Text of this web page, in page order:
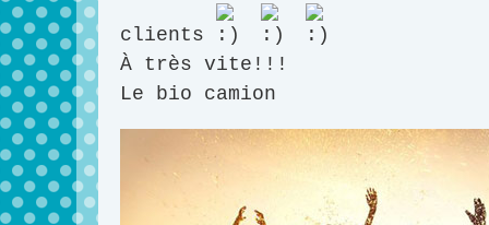
clients
À très vite!!!
Le bio camion